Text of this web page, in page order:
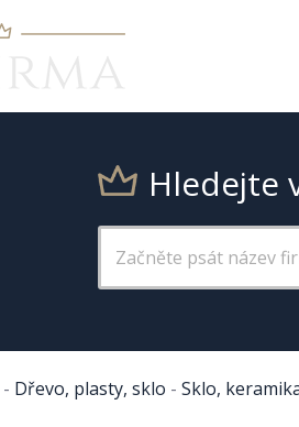
Hledejte
- Dřevo, plasty, sklo - Sklo,